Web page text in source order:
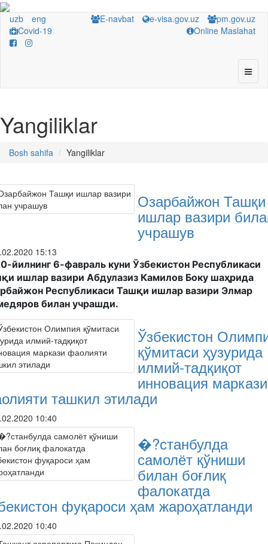
uzb
eng
Covid-19
E-navbat e-visa.gov.uz
pm.gov.uz
Online Maslahat
Yangiliklar
Bosh sahifa Yangiliklar
Озарбайжон Ташқи
ишлар вазири
учрашув
15:13
йилнинг 6-фавраль куни Ўзбекистон Республикаси
ишлар вазири Абдулазиз Камилов Боку шаҳрида
Республикаси Ташқи ишлар вазири Элмар
билан учрашди.
Ўзбекистон
қўмитаси ҳузурида
илмий-тадқиқот
инновация маркази
ташкил этилади
10:40
�?станбулда
самолёт қўниши
билан боғлиқ
фалокатда
фуқароси ҳам жароҳатланди
10:40